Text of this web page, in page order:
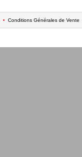
• Conditions Générales de Vente